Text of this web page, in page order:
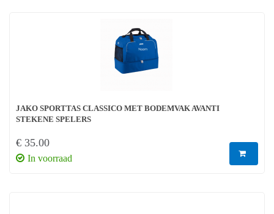
JAKO SPORTTAS CLASSICO MET BODEMVAK AVANTI
STEKENE SPELERS
€ 35.00
In voorraad